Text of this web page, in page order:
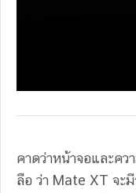
คาดว่าหน้าจอและคว
ลือ ว่า Mate XT จะ